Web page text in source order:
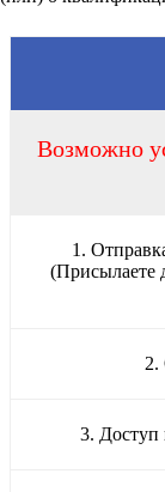
Возможно
1.
(Присылаете
2.
3. Доступ